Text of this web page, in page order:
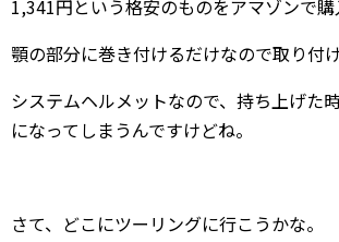
1,341円という格安のものをアマゾンで購
顎の部分に巻き付けるだけなので取り付
システムヘルメットなので、持ち上げた
になってしまうんですけどね。
さて、どこにツーリングに行こうかな。